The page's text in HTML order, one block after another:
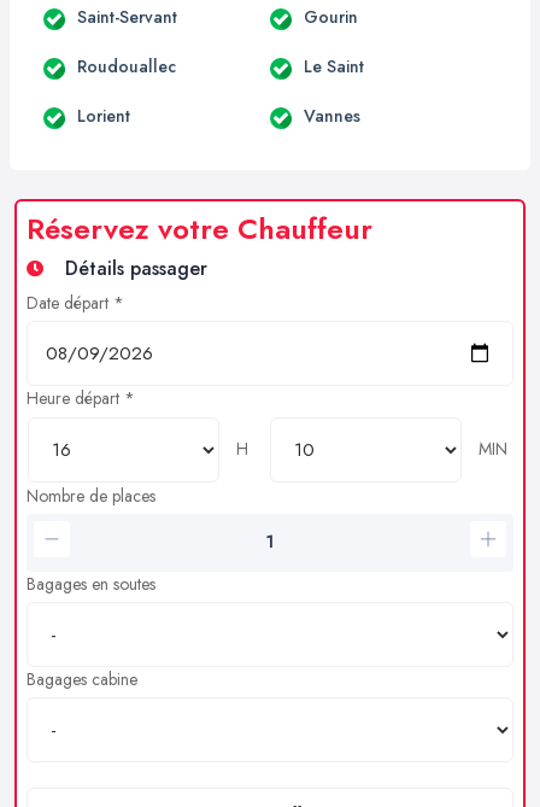
Saint-Servant Gourin
Roudouallec Le Saint
Lorient Vannes
Réservez votre Chauffeur
Détails passager
Date départ *
Heure départ *
H
MIN
Nombre de places
Bagages en soutes
Bagages cabine